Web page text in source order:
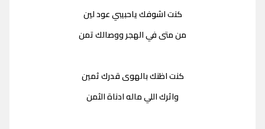
كنت اشوفك ياحبيبي عود لين
من متى في الهجر ووصالك تمن
كنت اظنك بالهوى قدرك ثمين
واثرك اللي ماله ادناة الثمن